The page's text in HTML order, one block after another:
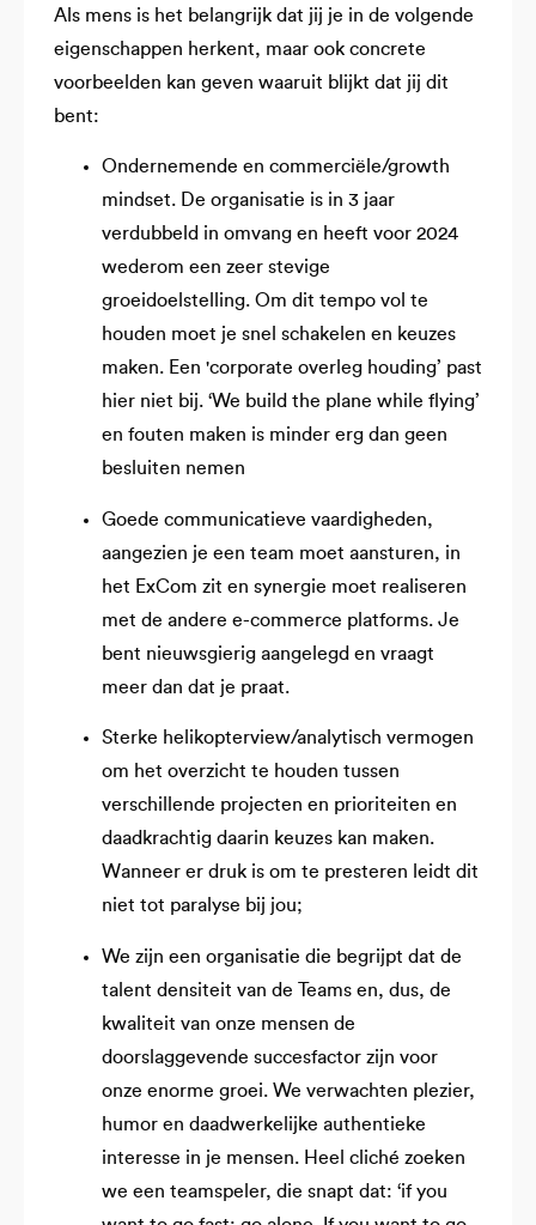
Als mens is het belangrijk dat jij je in de volgende
eigenschappen herkent, maar ook concrete
voorbeelden kan geven waaruit blijkt dat jij dit
bent:
Ondernemende en commerciële/growth
mindset. De organisatie is in 3 jaar
verdubbeld in omvang en heeft voor 2024
wederom een zeer stevige
groeidoelstelling. Om dit tempo vol te
houden moet je snel schakelen en keuzes
maken. Een 'corporate overleg houding’ past
hier niet bij. ‘We build the plane while flying’
en fouten maken is minder erg dan geen
besluiten nemen
Goede communicatieve vaardigheden,
aangezien je een team moet aansturen, in
het ExCom zit en synergie moet realiseren
met de andere e-commerce platforms. Je
bent nieuwsgierig aangelegd en vraagt
meer dan dat je praat.
Sterke helikopterview/analytisch vermogen
om het overzicht te houden tussen
verschillende projecten en prioriteiten en
daadkrachtig daarin keuzes kan maken.
Wanneer er druk is om te presteren leidt dit
niet tot paralyse bij jou;
We zijn een organisatie die begrijpt dat de
talent densiteit van de Teams en, dus, de
kwaliteit van onze mensen de
doorslaggevende succesfactor zijn voor
onze enorme groei. We verwachten plezier,
humor en daadwerkelijke authentieke
interesse in je mensen. Heel cliché zoeken
we een teamspeler, die snapt dat: ‘if you